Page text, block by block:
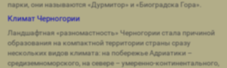
парки, они называются «Дурмитор» и «Биоградска Гора».
Климат Черногории
Ландшафтная «разномастность» Черногории стала причиной
образования на компактной территории страны сразу
нескольких видов климата: на побережье Адриатики –
средиземноморского, на севере – умеренно-континентального,